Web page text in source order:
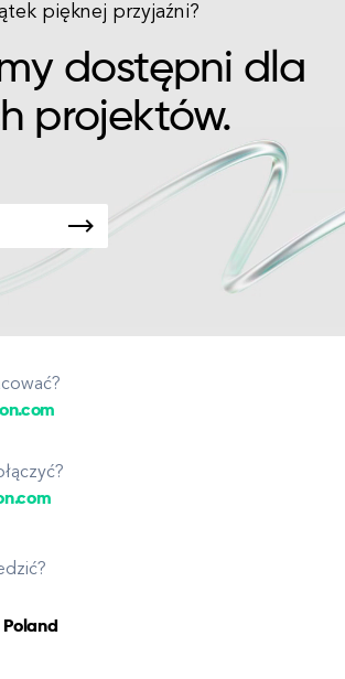
pięknej przyjaźni?
dostępni dla
projektów.